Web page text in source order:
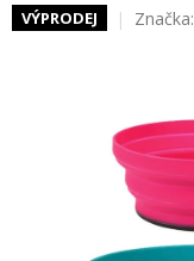
VÝPRODEJ Značka: